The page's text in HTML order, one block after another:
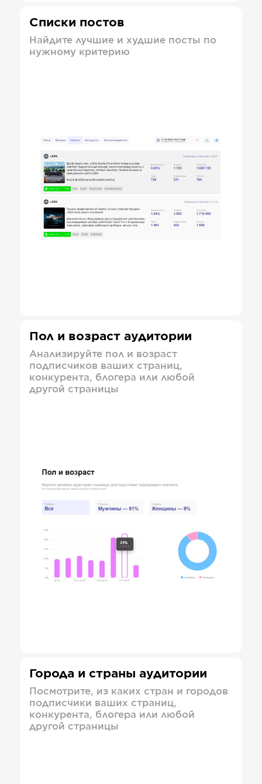
Списки постов
Найдите лучшие и худшие посты по
нужному критерию
Пол и возраст аудитории
Анализируйте пол и возраст
подписчиков ваших страниц,
конкурента, блогера или любой
другой страницы
Города и страны аудитории
Посмотрите, из каких стран и городов
подписчики ваших страниц,
конкурента, блогера или любой
другой страницы